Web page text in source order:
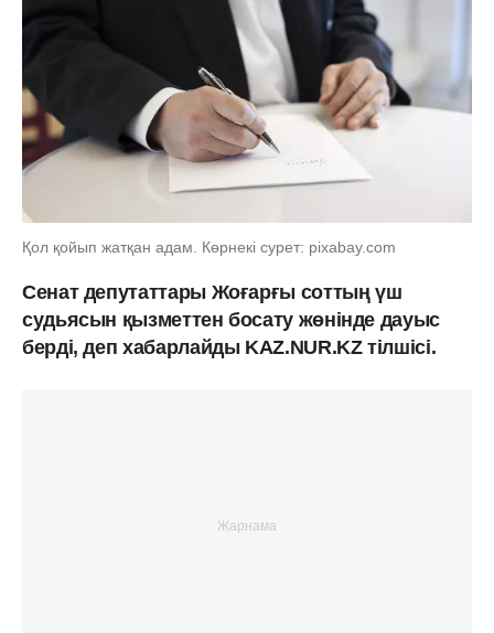
Қол қойып жатқан адам. Көрнекі сурет: pixabay.com
Сенат депутаттары Жоғарғы соттың үш
судьясын қызметтен босату жөнінде дауыс
берді, деп хабарлайды KAZ.NUR.KZ тілшісі.